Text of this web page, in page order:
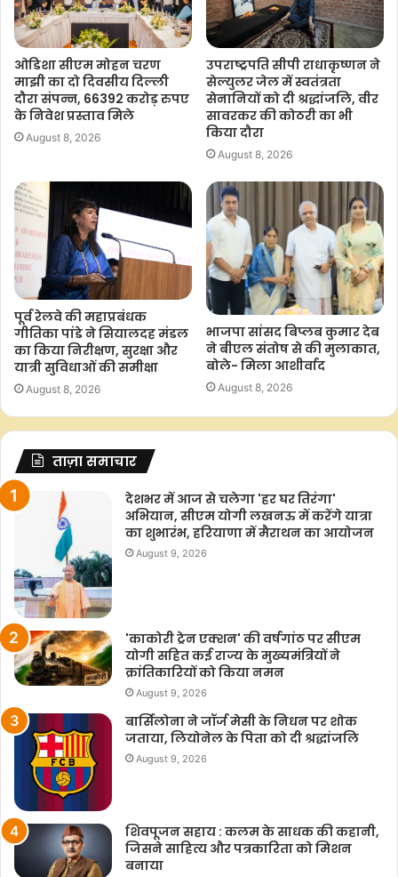
ओडिशा सीएम मोहन चरण
माझी का दो दिवसीय दिल्ली
दौरा संपन्न, 66392 करोड़ रुपए
के निवेश प्रस्ताव मिले
August 8, 2026
उपराष्ट्रपति सीपी राधाकृष्णन ने
सेल्युलर जेल में स्वतंत्रता
सेनानियों को दी श्रद्धांजलि, वीर
सावरकर की कोठरी का भी
किया दौरा
August 8, 2026
पूर्व रेलवे की महाप्रबंधक
गीतिका पांडे ने सियालदह मंडल
का किया निरीक्षण, सुरक्षा और
यात्री सुविधाओं की समीक्षा
August 8, 2026
भाजपा सांसद बिप्लब कुमार देब
ने बीएल संतोष से की मुलाकात,
बोले- मिला आशीर्वाद
August 8, 2026
ताज़ा समाचार
देशभर में आज से चलेगा 'हर घर तिरंगा'
अभियान, सीएम योगी लखनऊ में करेंगे यात्रा
का शुभारंभ, हरियाणा में मैराथन का आयोजन
August 9, 2026
'काकोरी ट्रेन एक्शन' की वर्षगांठ पर सीएम
योगी सहित कई राज्य के मुख्यमंत्रियों ने
क्रांतिकारियों को किया नमन
August 9, 2026
बार्सिलोना ने जॉर्ज मेसी के निधन पर शोक
जताया, लियोनेल के पिता को दी श्रद्धांजलि
August 9, 2026
शिवपूजन सहाय : कलम के साधक की कहानी,
जिसने साहित्य और पत्रकारिता को मिशन
बनाया